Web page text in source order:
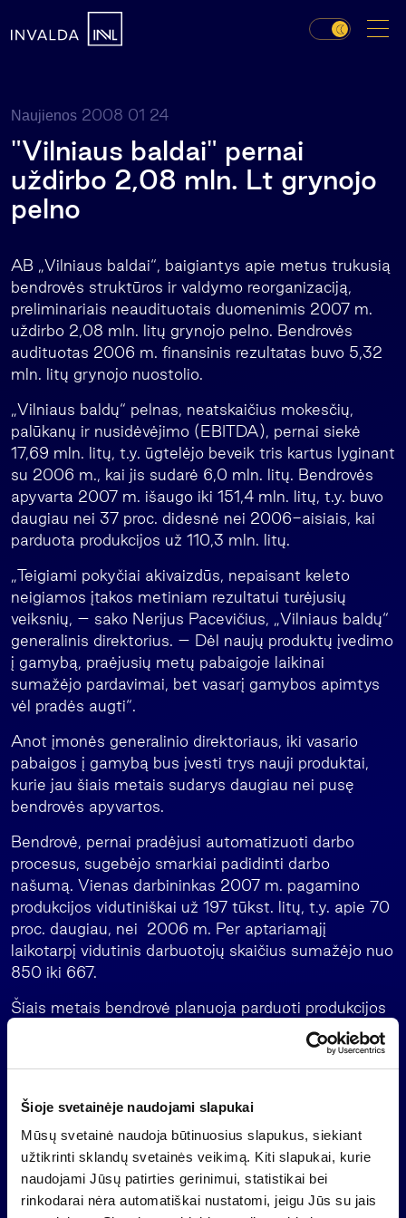
Šioje svetainėje naudojami slapukai
Mūsų svetainė naudoja būtinuosius slapukus, siekiant
užtikrinti sklandų svetainės veikimą. Kiti slapukai, kurie
naudojami Jūsų patirties gerinimui, statistikai bei
rinkodarai nėra automatiškai nustatomi, jeigu Jūs su jais
Naujienos 2008 01 24
"Vilniaus baldai" pernai
uždirbo 2,08 mln. Lt grynojo
pelno
AB „Vilniaus baldai“, baigiantys apie metus trukusią
bendrovės struktūros ir valdymo reorganizaciją,
preliminariais neaudituotais duomenimis 2007 m.
uždirbo 2,08 mln. litų grynojo pelno. Bendrovės
audituotas 2006 m. finansinis rezultatas buvo 5,32
mln. litų grynojo nuostolio.
„Vilniaus baldų“ pelnas, neatskaičius mokesčių,
palūkanų ir nusidėvėjimo (EBITDA), pernai siekė
17,69 mln. litų, t.y. ūgtelėjo beveik tris kartus lyginant
su 2006 m., kai jis sudarė 6,0 mln. litų. Bendrovės
apyvarta 2007 m. išaugo iki 151,4 mln. litų, t.y. buvo
daugiau nei 37 proc. didesnė nei 2006-aisiais, kai
parduota produkcijos už 110,3 mln. litų.
„Teigiami pokyčiai akivaizdūs, nepaisant keleto
neigiamos įtakos metiniam rezultatui turėjusių
veiksnių, – sako Nerijus Pacevičius, „Vilniaus baldų“
generalinis direktorius. – Dėl naujų produktų įvedimo
į gamybą, praėjusių metų pabaigoje laikinai
sumažėjo pardavimai, bet vasarį gamybos apimtys
vėl pradės augti“.
Anot įmonės generalinio direktoriaus, iki vasario
pabaigos į gamybą bus įvesti trys nauji produktai,
kurie jau šiais metais sudarys daugiau nei pusę
bendrovės apyvartos.
Bendrovė, pernai pradėjusi automatizuoti darbo
procesus, sugebėjo smarkiai padidinti darbo
našumą. Vienas darbininkas 2007 m. pagamino
produkcijos vidutiniškai už 197 tūkst. litų, t.y. apie 70
proc. daugiau, nei 2006 m. Per aptariamąjį
laikotarpį vidutinis darbuotojų skaičius sumažėjo nuo
850 iki 667.
Šiais metais bendrovė planuoja parduoti produkcijos
už 199,5 mln. litų ir uždirbti 5,8 mln. litų grynojo
pelno. Įmonės metinė EBITDA turėtų siekti 19,96
mln. litų.
„Vilniaus baldai“, valdantys 25 proc. medienos
plokščių gamintojo UAB „Girių bizonas“ akcijų,
preliminariais neaudituotais duomenimis pernai dėl
šios bendrovės veiklos patyrė 2,34 mln. litų
nuostolio, o planavo gauti daugiau nei 200 tūkst. litų